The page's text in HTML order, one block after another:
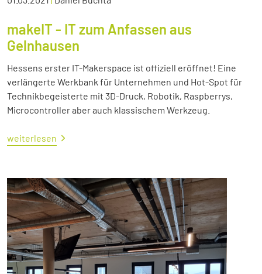
makeIT - IT zum Anfassen aus
Gelnhausen
Hessens erster IT-Makerspace ist offiziell eröffnet! Eine
verlängerte Werkbank für Unternehmen und Hot-Spot für
Technikbegeisterte mit 3D-Druck, Robotik, Raspberrys,
Microcontroller aber auch klassischem Werkzeug.
weiterlesen